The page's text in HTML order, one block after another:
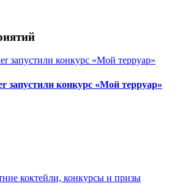
запустили конкурс «Мой терруар»